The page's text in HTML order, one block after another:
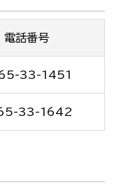
電話番号
33-1451
33-1642